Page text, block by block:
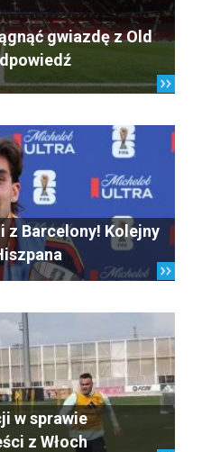
gwiazdę z Old
z Barcelony! Kolejny
w sprawie
z Włoch